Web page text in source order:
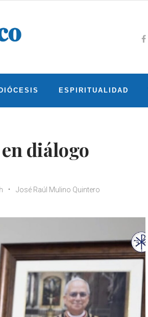
DIÓCESIS ESPIRITUALIDAD
diálogo
José Raúl Mulino Quintero